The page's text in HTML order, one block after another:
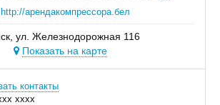
http://арендакомпрессора.бел
ул. Железнодорожная 116
Показать на карте
контакты
xxxx